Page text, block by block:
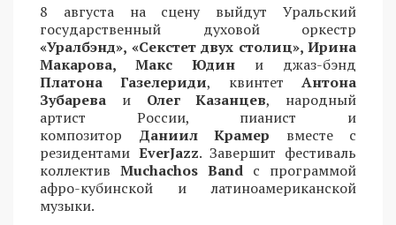
8 августа на сцену выйдут Уральский
государственный духовой оркестр
«Уралбэнд», «Секстет двух столиц», Ирина
Макарова, Макс Юдин и джаз-бэнд
Платона Газелериди, квинтетАнтона
Зубарева и Олег Казанцев, народный
артист России, пианист и
композитор Даниил Крамер вместе с
резидентами EverJazz. Завершит фестиваль
коллектив Muchachos Band с программой
афро-кубинской и латиноамериканской
музыки.